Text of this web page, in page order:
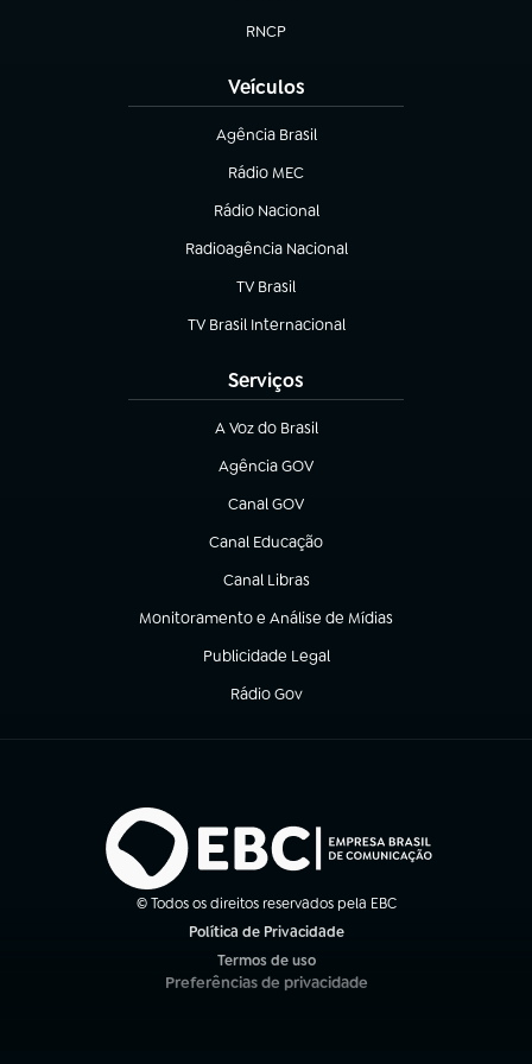
RNCP
(abre em nova aba)
Veículos
Agência Brasil
(abre em nova aba)
Rádio MEC
(abre em nova aba)
Rádio Nacional
Radioagência Nacional
(abre em nova aba)
TV Brasil
(abre em nova aba)
TV Brasil Internacional
(abre em nova aba)
Serviços
A Voz do Brasil
(abre em nova aba)
Agência GOV
(abre em nova aba)
Canal GOV
(abre em nova aba)
Canal Educação
(abre em nova aba)
Canal Libras
(abre em nova aba)
Monitoramento e Análise de Mídias
(abre em nova aba)
Publicidade Legal
(abre em nova aba)
Rádio Gov
(abre em nova aba)
© Todos os direitos reservados pela EBC
Política de Privacidade
Termos de uso
(abre em nova aba)
Preferências de privacidade